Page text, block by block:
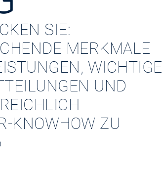
SIE:
MERKMALE
WICHTIGE
UND
KNOWHOW ZU